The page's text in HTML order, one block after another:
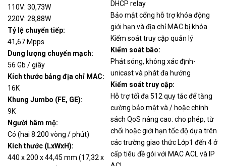
110V: 30,73W
220V: 28,88W
Tỷ lệ chuyển tiếp:
41,67 Mpps
Dung lượng chuyển mạch:
56 Gb / giây
Kích thước bảng địa chỉ MAC:
16K
Khung Jumbo (FE, GE):
9K
Người hâm mộ:
Có (hai 8.200 vòng / phút)
Kích thước (LxWxH):
440 x 200 x 44,45 mm (17,32 x
DHCP relay
Bảo mật cổng hỗ trợ khóa động
giới hạn và địa chỉ MAC bị khóa
Kiểm soát truy cập quản lý
Kiểm soát bão:
Phát sóng, không xác định-
unicast và phát đa hướng
Kiểm soát truy cập:
Hỗ trợ tối đa 512 quy tắc để tăng
cường bảo mật và / hoặc chính
sách QoS nâng cao: cho phép, từ
chối hoặc giới hạn tốc độ dựa trên
các trường giao thức Lớp1 đến 4 ở
cấp tiêu đề gói với MAC ACL và IP